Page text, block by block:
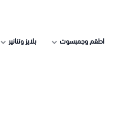
اطقم وجمبسوت بلايز وتنانير